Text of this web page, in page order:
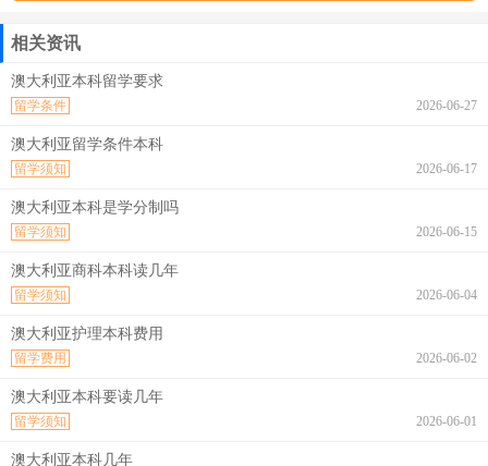
相关资讯
澳大利亚本科留学要求
2026-06-27
留学条件
澳大利亚留学条件本科
2026-06-17
留学须知
澳大利亚本科是学分制吗
2026-06-15
留学须知
澳大利亚商科本科读几年
2026-06-04
留学须知
澳大利亚护理本科费用
2026-06-02
留学费用
澳大利亚本科要读几年
2026-06-01
留学须知
澳大利亚本科几年